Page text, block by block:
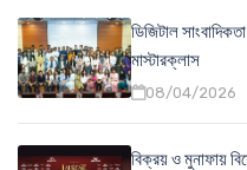
ডিজিটাল
মাস্টারক্লাস
08/04/2026
বিক্রয় ও মুনাফায়